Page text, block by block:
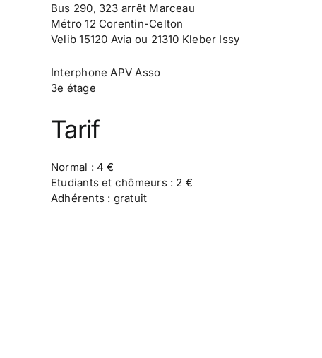
Bus 290, 323 arrêt Marceau
Métro 12 Corentin-Celton
Velib 15120 Avia ou 21310 Kleber Issy
Interphone APV Asso
3e étage
Tarif
Normal : 4 €
Etudiants et chômeurs : 2 €
Adhérents : gratuit